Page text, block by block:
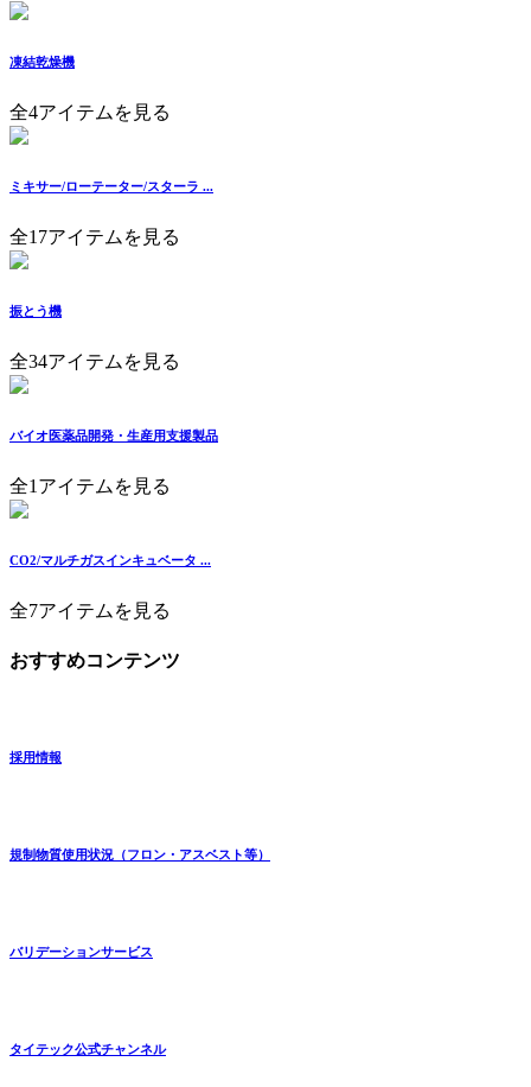
凍結乾燥機
全4アイテムを見る
ミキサー/ローテーター/スターラ ...
全17アイテムを見る
振とう機
全34アイテムを見る
バイオ医薬品開発・生産用支援製品
全1アイテムを見る
CO2/マルチガスインキュベータ ...
全7アイテムを見る
おすすめコンテンツ
採用情報
規制物質使用状況（フロン・アスベスト等）
バリデーションサービス
タイテック公式チャンネル